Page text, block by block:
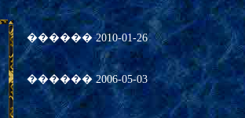
������2010-01-26
������ 2006-05-03